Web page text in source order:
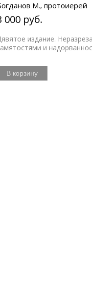
М., протоиерей
000 руб.
издание.
и
В корзину